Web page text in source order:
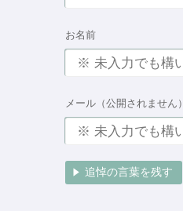
お名前
メール（公開されません）